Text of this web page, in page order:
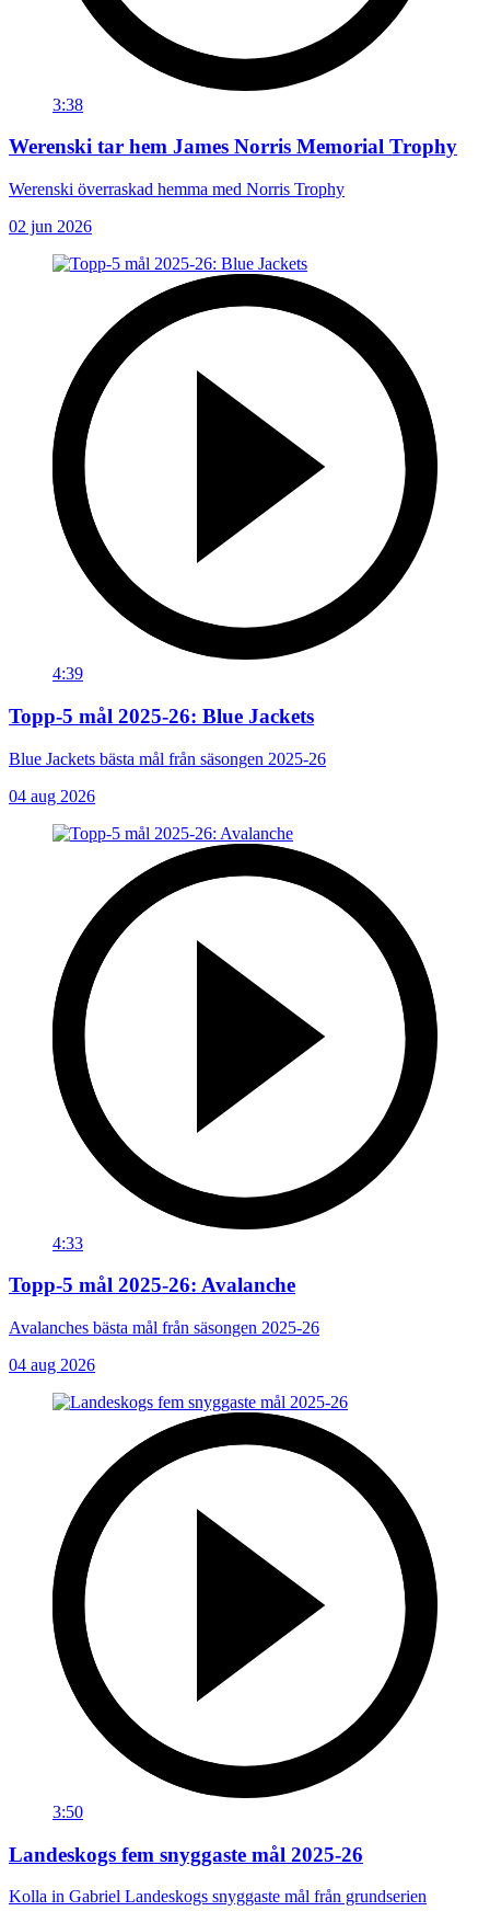
3:38
Werenski tar hem James Norris Memorial Trophy
Werenski överraskad hemma med Norris Trophy
02 jun 2026
4:39
Topp-5 mål 2025-26: Blue Jackets
Blue Jackets bästa mål från säsongen 2025-26
04 aug 2026
4:33
Topp-5 mål 2025-26: Avalanche
Avalanches bästa mål från säsongen 2025-26
04 aug 2026
3:50
Landeskogs fem snyggaste mål 2025-26
Kolla in Gabriel Landeskogs snyggaste mål från grundserien